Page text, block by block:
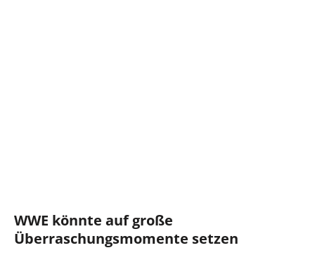
WWE könnte auf große
Überraschungsmomente setzen